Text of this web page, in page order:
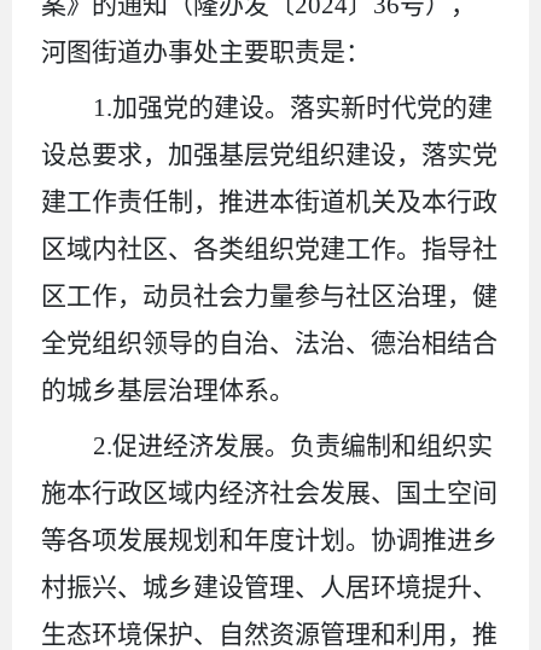
河图街道办事处主要职责是：
1.加强党的建设。落实新时代党的建
设总要求，加强基层党组织建设，落实党
建工作责任制，推进本街道机关及本行政
区域内社区、各类组织党建工作。指导社
区工作，动员社会力量参与社区治理，健
全党组织领导的自治、法治、德治相结合
的城乡基层治理体系。
2.促进经济发展。负责编制和组织实
施本行政区域内经济社会发展、国土空间
等各项发展规划和年度计划。协调推进乡
村振兴、城乡建设管理、人居环境提升、
生态环境保护、自然资源管理和利用，推